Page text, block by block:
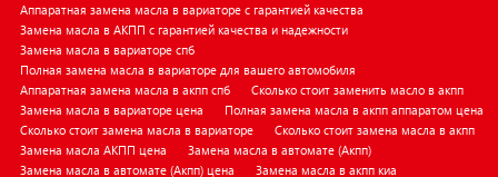
Аппаратная замена масла в вариаторе с гарантией качества
Замена масла в АКПП с гарантией качества и надежности
Замена масла в вариаторе спб
Полная замена масла в вариаторе для вашего автомобиля
Аппаратная замена масла в акпп спб
Сколько стоит заменить масло в акпп
Замена масла в вариаторе цена
Полная замена масла в акпп аппаратом цена
Сколько стоит замена масла в вариаторе
Сколько стоит замена масла в акпп
Замена масла АКПП цена
Замена масла в автомате (Акпп)
Замена масла в автомате (Акпп) цена
Замена масла в акпп киа